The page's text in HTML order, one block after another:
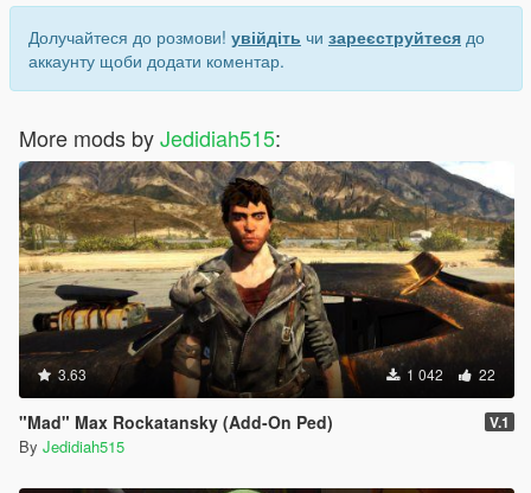
Долучайтеся до розмови! увійдіть чи зареєструйтеся до
аккаунту щоби додати коментар.
More mods byJedidiah515:
3.63 1 042 22
"Mad" Max Rockatansky (Add-On Ped) V.1
By Jedidiah515